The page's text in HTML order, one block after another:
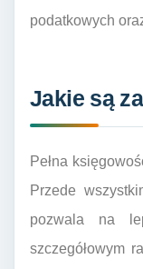
podatkowych
Jakie są
Pełna
Przede
pozwala na
szczegółowym